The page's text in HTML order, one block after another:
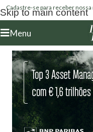
Skip to main content
Cadastre-se para receber
Menu